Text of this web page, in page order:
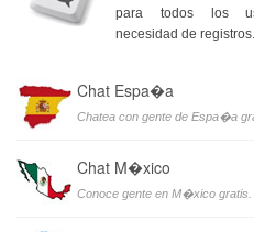
para todos los
necesidad de registros.
Chat Espa�a
Chatea con gente de Espa�a
Chat M�xico
Conoce gente en M�xico gratis.